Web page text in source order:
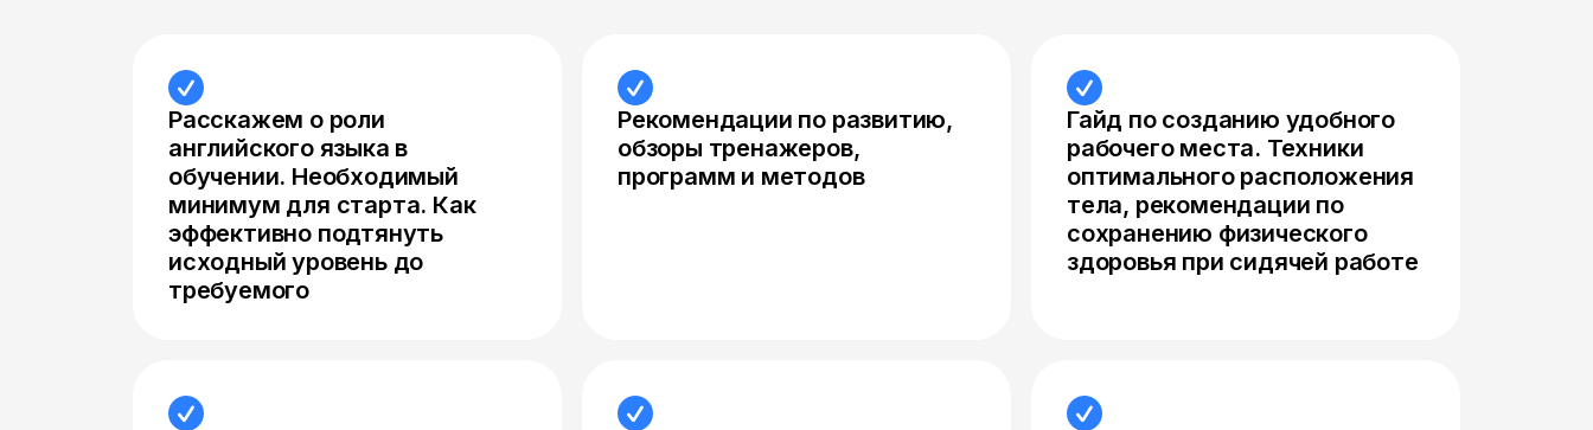
Расскажем о роли
английского языка в
обучении. Необходимый
минимум для старта. Как
эффективно подтянуть
исходный уровень до
требуемого
Рекомендации по развитию,
обзоры тренажеров,
программ и методов
Гайд по созданию удобного
рабочего места. Техники
оптимального расположения
тела, рекомендации по
сохранению физического
здоровья при сидячей работе